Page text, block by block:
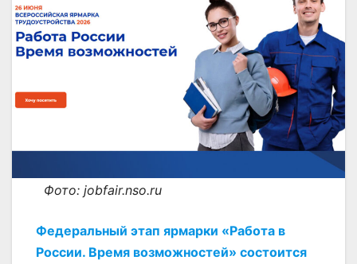
Фото: jobfair.nso.ru
Федеральный этап ярмарки «Работа в
России. Время возможностей» состоится